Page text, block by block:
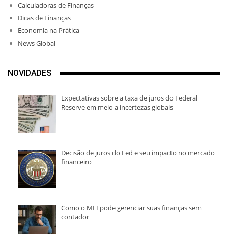
Calculadoras de Finanças
Dicas de Finanças
Economia na Prática
News Global
NOVIDADES
Expectativas sobre a taxa de juros do Federal
Reserve em meio a incertezas globais
Decisão de juros do Fed e seu impacto no mercado
financeiro
Como o MEI pode gerenciar suas finanças sem
contador